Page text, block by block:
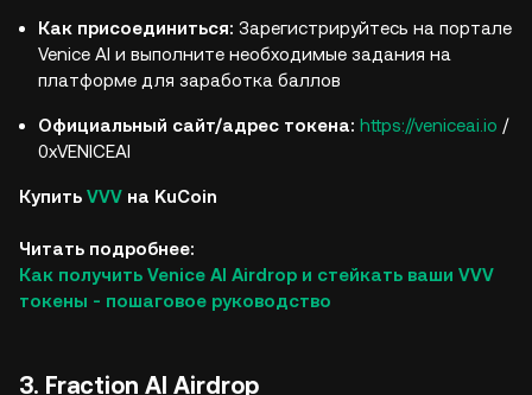
Как присоединиться: Зарегистрируйтесь на портале
Venice AI и выполните необходимые задания на
платформе для заработка баллов
Официальный сайт/адрес токена: https://veniceai.io /
0xVENICEAI
Купить VVV на KuCoin
Читать подробнее:
Как получить Venice AI Airdrop и стейкать ваши VVV
токены - пошаговое руководство
3. Fraction AI Airdrop